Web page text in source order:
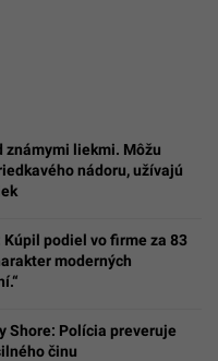
známymi liekmi. Môžu
nádoru, užívajú
podiel vo firme za 83
moderných
Shore: Polícia preveruje
činu